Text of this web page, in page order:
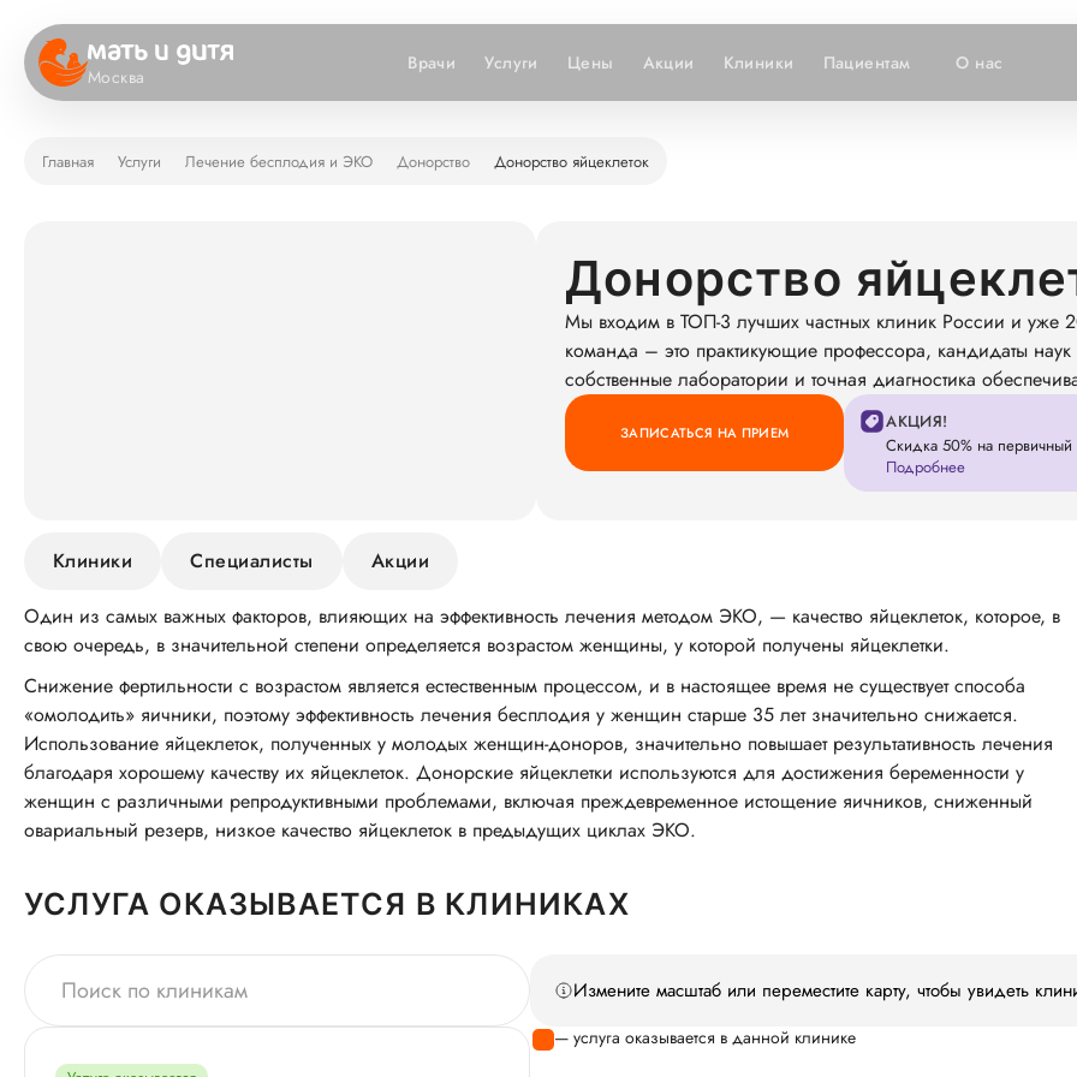
Москва
Врачи Услуги Цены Акции Клиники Пациентам О нас
Главная Услуги Лечение бесплодия и ЭКО Донорство Донорство яйцеклеток
Донорство
Мы входим в ТОП-3 лучших частных клиник России и уже
команда – это практикующие профессора, кандидаты
собственные лаборатории и точная диагностика
ЗАПИСАТЬСЯ НА ПРИЕМ
АКЦИЯ!
Скидка 50% на первичный
Подробнее
Клиники Специалисты
Акции
Один из самых важных факторов, влияющих на эффективность лечения методом ЭКО, — качество яйцеклеток, которое, в
свою очередь, в значительной степени определяется возрастом женщины, у которой получены яйцеклетки.
Снижение фертильности с возрастом является естественным процессом, и в настоящее время не существует способа
«омолодить» яичники, поэтому эффективность лечения бесплодия у женщин старше 35 лет значительно снижается.
Использование яйцеклеток, полученных у молодых женщин-доноров, значительно повышает результативность лечения
благодаря хорошему качеству их яйцеклеток. Донорские яйцеклетки используются для достижения беременности у
женщин с различными репродуктивными проблемами, включая преждевременное истощение яичников, сниженный
овариальный резерв, низкое качество яйцеклеток в предыдущих циклах ЭКО.
УСЛУГА ОКАЗЫВАЕТСЯ В КЛИНИКАХ
Измените масштаб или переместите карту, чтобы увидеть
— услуга оказывается в данной клинике